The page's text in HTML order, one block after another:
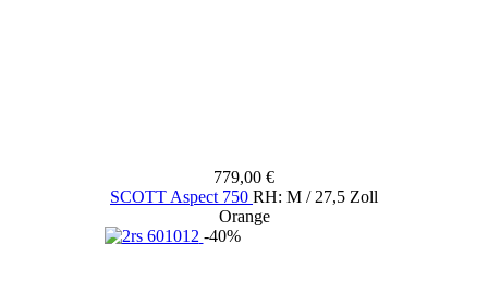
779,00 €
SCOTT Aspect 750 RH: M / 27,5 Zoll
Orange
-40%